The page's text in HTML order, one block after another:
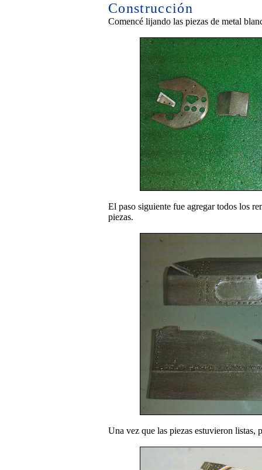
Construcción
Comencé lijando las piezas de metal
El paso siguiente fue agregar todos los
piezas.
Una vez que las piezas estuvieron listas,